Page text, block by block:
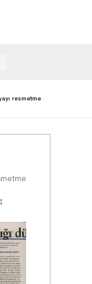
resmetme